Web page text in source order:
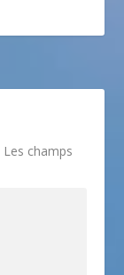
Les champs